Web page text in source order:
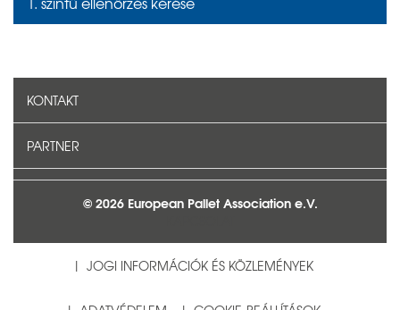
KONTAKT
PARTNER
© 2026 European Pallet Association e.V.
JOGI INFORMÁCIÓK ÉS KÖZLEMÉNYEK